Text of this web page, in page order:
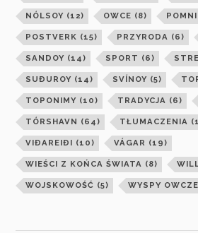
NÓLSOY (12) OWCE (8)
POSTVERK (15) PRZYRODA (6)
SANDOY (14) SPORT (6)
SUÐUROY (14) SVÍNOY (5)
TOPONIMY (10) TRADYCJA (6)
TÓRSHAVN (64) TŁUMACZENIA
VIÐAREIÐI (10) VÁGAR (19)
WIEŚCI Z KOŃCA ŚWIATA (8)
WOJSKOWOŚĆ (5) WYSPY OWCZE